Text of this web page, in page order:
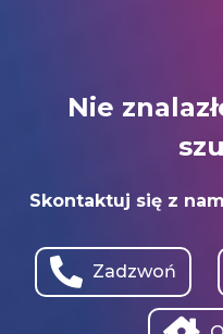
Nie
Skontaktuj się z
Zadzwoń